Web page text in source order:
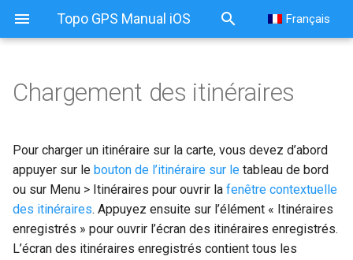
Topo GPS Manual iOS Français
Chargement des itinéraires
Pour charger un itinéraire sur la carte, vous devez d’abord
appuyer sur le bouton de l’itinéraire sur le tableau de bord
ou sur Menu > Itinéraires pour ouvrir la fenêtre contextuelle
des itinéraires. Appuyez ensuite sur l’élément « Itinéraires
enregistrés » pour ouvrir l’écran des itinéraires enregistrés.
L’écran des itinéraires enregistrés contient tous les